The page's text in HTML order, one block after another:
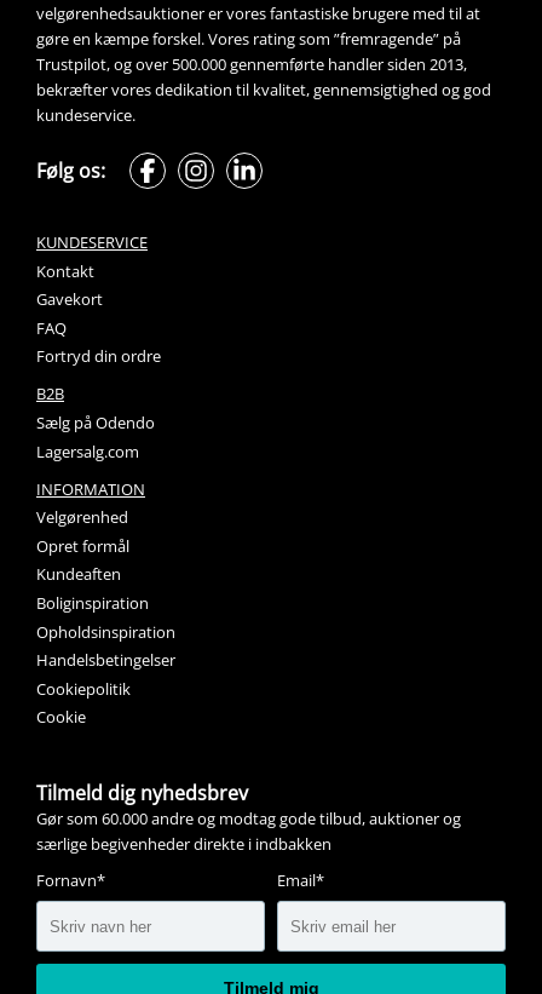
velgørenhedsauktioner er vores fantastiske brugere med til at
gøre en kæmpe forskel. Vores rating som ”fremragende” på
Trustpilot, og over 500.000 gennemførte handler siden 2013,
bekræfter vores dedikation til kvalitet, gennemsigtighed og god
kundeservice.
Følg os:
KUNDESERVICE
Kontakt
Gavekort
FAQ
Fortryd din ordre
B2B
Sælg på Odendo
Lagersalg.com
INFORMATION
Velgørenhed
Opret formål
Kundeaften
Boliginspiration
Opholdsinspiration
Handelsbetingelser
Cookiepolitik
Cookie
Tilmeld dig nyhedsbrev
Gør som 60.000 andre og modtag gode tilbud, auktioner og
særlige begivenheder direkte i indbakken
Fornavn*
Email*
Tilmeld mig